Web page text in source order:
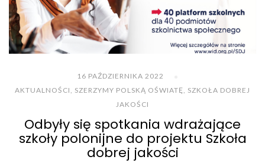
16 PAŹDZIERNIKA 2022
AKTUALNOŚCI, SZERZYMY POLSKĄ OŚWIATĘ, SZKOŁA DOBREJ
JAKOŚCI
Odbyły się spotkania wdrażające
szkoły polonijne do projektu Szkoła
dobrej jakości